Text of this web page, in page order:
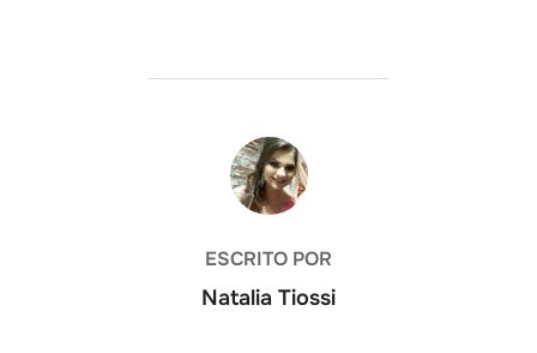
AUTOR DO POST
ESCRITO POR
Natalia Tiossi